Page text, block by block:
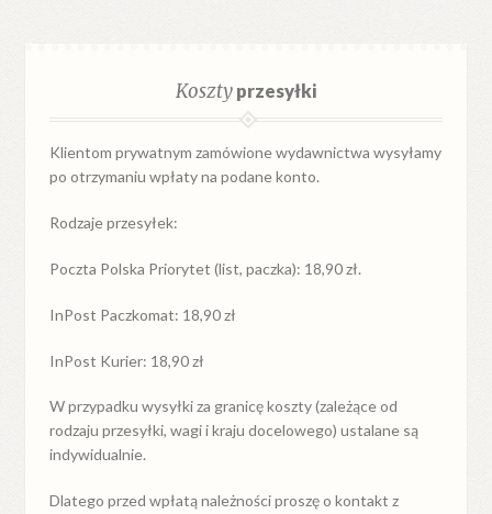
Kosztyprzesyłki
Klientom prywatnym zamówione wydawnictwa wysyłamy
po otrzymaniu wpłaty na podane konto.
Rodzaje przesyłek:
Poczta Polska Priorytet (list, paczka): 18,90 zł.
InPost Paczkomat: 18,90 zł
InPost Kurier: 18,90 zł
W przypadkuwysyłkiza granicękoszty (zależące od
rodzaju przesyłki, wagi i kraju docelowego) ustalane są
indywidualnie.
Dlatego przed wpłatą należności proszę o kontakt z